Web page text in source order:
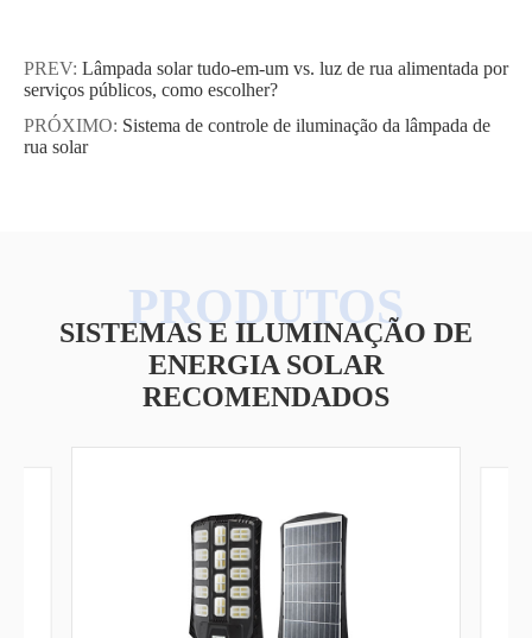
PREV: Lâmpada solar tudo-em-um vs. luz de rua alimentada por
serviços públicos, como escolher?
PRÓXIMO: Sistema de controle de iluminação da lâmpada de
rua solar
SISTEMAS E ILUMINAÇÃO DE
ENERGIA SOLAR
RECOMENDADOS